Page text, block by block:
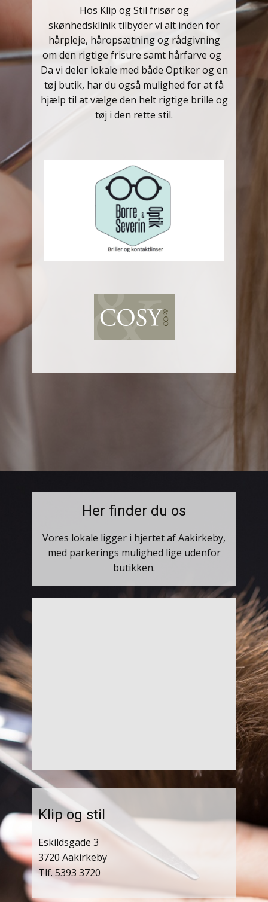
Hos Klip og Stil frisør og
skønhedsklinik tilbyder vi alt inden for
hårpleje, håropsætning og rådgivning
om den rigtige frisure samt hårfarve og
Da vi deler lokale med både Optiker og en
tøj butik, har du også mulighed for at få
hjælp til at vælge den helt rigtige brille og
tøj i den rette stil.
Her finder du os
Vores lokale ligger i hjertet af Aakirkeby,
med parkerings mulighed lige udenfor
butikken.
Klip og stil
Eskildsgade 3
3720 Aakirkeby
Tlf. 5393 3720